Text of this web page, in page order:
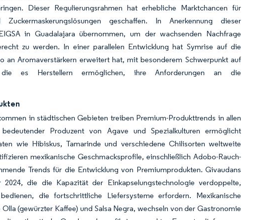
Dieser Regulierungsrahmen hat erhebliche Marktchancen für
geschaffen. In Anerkennung dieser
in Guadalajara übernommen, um der wachsenden Nachfrage
zu werden. In einer parallelen Entwicklung hat Symrise auf die
an Aromaverstärkern erweitert hat, mit besonderem Schwerpunkt auf
die es Herstellern ermöglichen, ihre Anforderungen an die
in städtischen Gebieten treiben Premium-Produkttrends in allen
Produzent von Agave und Spezialkulturen ermöglicht
wie Hibiskus, Tamarinde und verschiedene Chilisorten weltweite
mexikanische Geschmacksprofile, einschließlich Adobo-Rauch-
Trends für die Entwicklung von Premiumprodukten. Givaudans
die die Kapazität der Einkapselungstechnologie verdoppelte,
die fortschrittliche Liefersysteme erfordern. Mexikanische
(gewürzter Kaffee) und Salsa Negra, wechseln von der Gastronomie